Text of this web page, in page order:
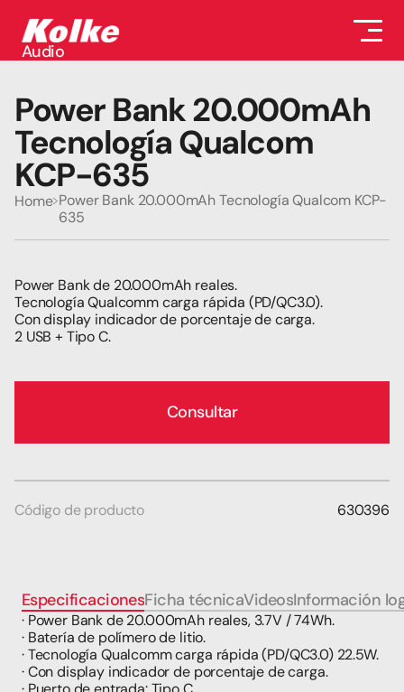
Audio
Auriculares
Conectividad
Gaming
Seguridad
Perifericos
Televisores
Tabletas
Power Bank 20.000mAh
Tecnología Qualcom
KCP-635
Home Power Bank 20.000mAh Tecnología Qualcom KCP-
635
Power Bank de 20.000mAh reales.
Tecnología Qualcomm carga rápida (PD/QC3.0).
Con display indicador de porcentaje de carga.
2 USB + Tipo C.
Consultar
Código de producto 630396
EspecificacionesFicha técnicaVideosInformación
· Power Bank de 20.000mAh reales, 3.7V / 74Wh.
· Batería de polímero de litio.
· Tecnología Qualcomm carga rápida (PD/QC3.0) 22.5W.
· Con display indicador de porcentaje de carga.